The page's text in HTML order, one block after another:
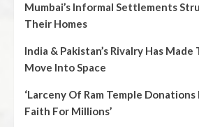
Mumbai’s Informal Settlements
Their Homes
India & Pakistan’s Rivalry Has
Move Into Space
‘Larceny Of Ram Temple
Faith For Millions’